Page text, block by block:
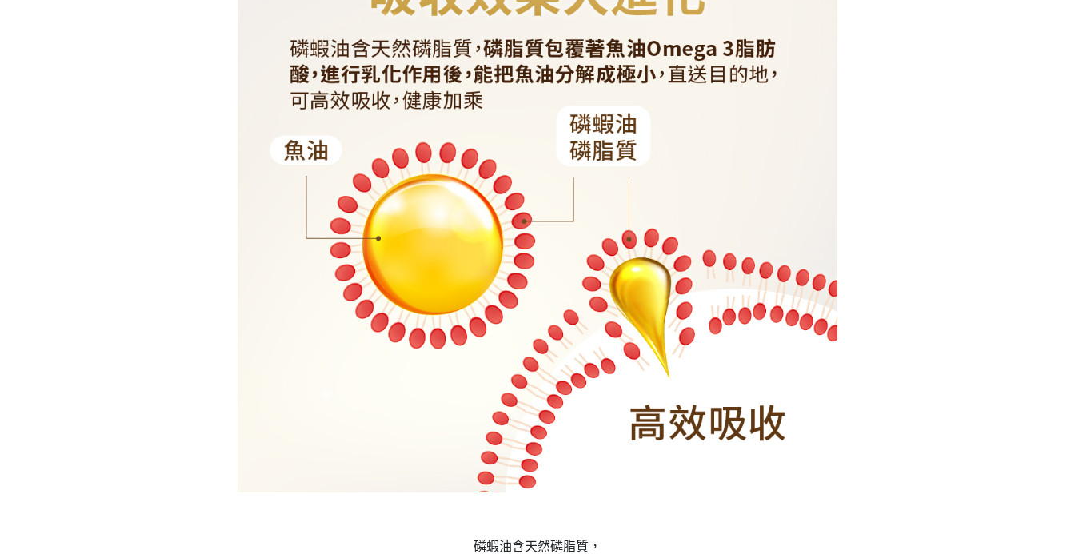
磷蝦油含天然磷脂質，